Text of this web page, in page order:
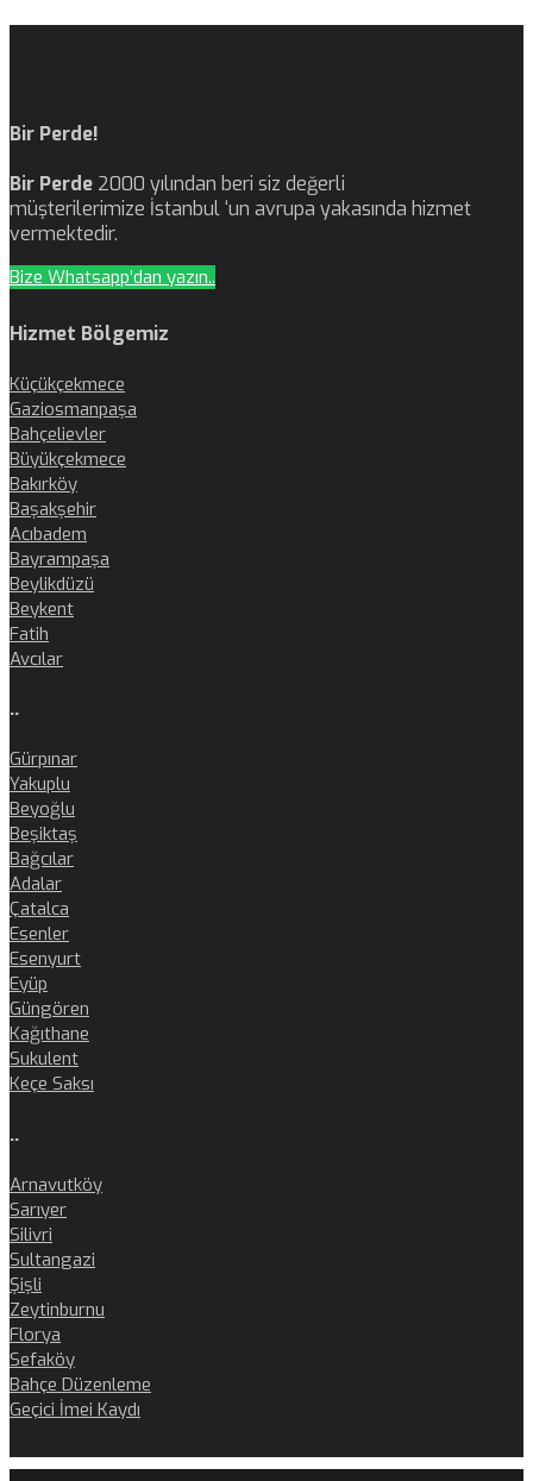
Bir Perde!
Bir Perde 2000 yılından beri siz değerli
müşterilerimize İstanbul ‘un avrupa yakasında hizmet
vermektedir.
Bize Whatsapp'dan yazın..
Hizmet Bölgemiz
Küçükçekmece
Gaziosmanpaşa
Bahçelievler
Büyükçekmece
Bakırköy
Başakşehir
Acıbadem
Bayrampaşa
Beylikdüzü
Beykent
Fatih
Avcılar
..
Gürpınar
Yakuplu
Beyoğlu
Beşiktaş
Bağcılar
Adalar
Çatalca
Esenler
Esenyurt
Eyüp
Güngören
Kağıthane
Sukulent
Keçe Saksı
..
Arnavutköy
Sarıyer
Silivri
Sultangazi
Şişli
Zeytinburnu
Florya
Sefaköy
Bahçe Düzenleme
Geçici İmei Kaydı